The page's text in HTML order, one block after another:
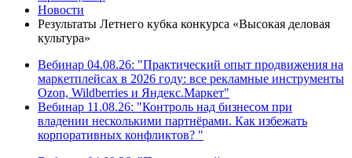
Новости
Результаты Летнего кубка конкурса «Высокая деловая
культура»
Вебинар 04.08.26: "Практический опыт продвижения на
маркетплейсах в 2026 году: все рекламные инструменты
Ozon, Wildberries и Яндекс.Маркет"
Вебинар 11.08.26: "Контроль над бизнесом при
владении несколькими партнёрами. Как избежать
корпоративных конфликтов? "